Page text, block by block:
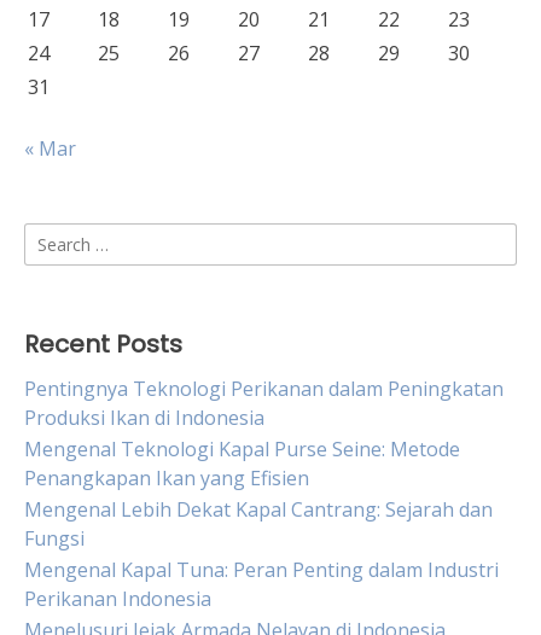
17
18 19 20 21 22
23
24
25 26 27 28 29
30
31
« Mar
Search
for:
Recent Posts
Pentingnya Teknologi Perikanan dalam Peningkatan
Produksi Ikan di Indonesia
Mengenal Teknologi Kapal Purse Seine: Metode
Penangkapan Ikan yang Efisien
Mengenal Lebih Dekat Kapal Cantrang: Sejarah dan
Fungsi
Mengenal Kapal Tuna: Peran Penting dalam Industri
Perikanan Indonesia